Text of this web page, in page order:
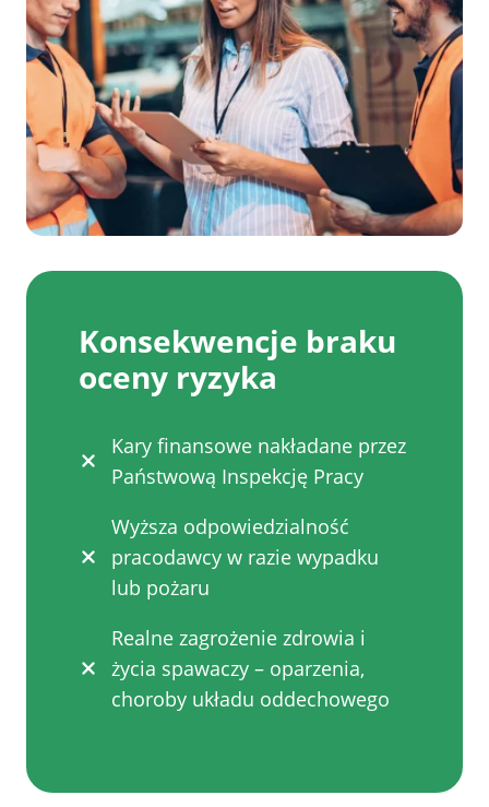
Konsekwencje braku
oceny ryzyka
Kary finansowe nakładane przez
Państwową Inspekcję Pracy
Wyższa odpowiedzialność
pracodawcy w razie wypadku
lub pożaru
Realne zagrożenie zdrowia i
życia spawaczy – oparzenia,
choroby układu oddechowego